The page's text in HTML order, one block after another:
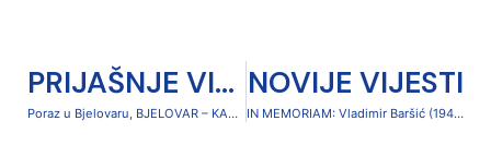
PRIJAŠNJE VIJESTI
Poraz u Bjelovaru, BJELOVAR – KARLOVAC 1919 2-0
NOVIJE VIJESTI
IN MEMORIAM: Vladimir Baršić (1947. – 2024.)